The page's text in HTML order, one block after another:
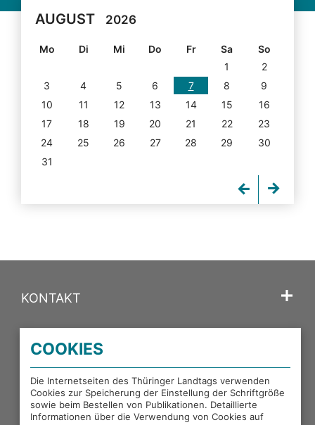
AUGUST 2026
Mo Di Mi Do Fr Sa
So
1
2
3
4 5 6 7 8
9
10
11 12 13 14 15
16
17
18 19 20 21 22
23
24
25 26 27 28 29
30
31
KONTAKT
PORTALE DES THÜRINGER LANDTAGS
EXTERNE LINKS
COOKIES
Die Internetseiten des Thüringer Landtags verwenden
Cookies zur Speicherung der Einstellung der Schriftgröße
sowie beim Bestellen von Publikationen. Detaillierte
Informationen über die Verwendung von Cookies auf